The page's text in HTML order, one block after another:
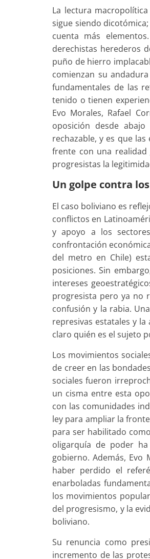
La lectura
sigue siendo
cuenta más
derechistas herederos
puño de hierro
comienzan su
fundamentales de las
tenido o tienen
Evo Morales, Rafael
oposición desde
rechazable, y es que
frente con una
progresistas la
Un golpe contra
El caso boliviano es
conflictos en
y apoyo a los
confrontación
del metro en Chile)
posiciones. Sin
intereses
progresista pero ya no
confusión y la rabia.
represivas estatales y
claro quién es el sujeto
Los movimientos
de creer en las
sociales fueron
un cisma entre esta
con las comunidades
ley para ampliar la
para ser habilitado
oligarquía de poder
gobierno. Además,
haber perdido el
enarboladas
los movimientos
del progresismo, y la
boliviano.
Su renuncia como
incremento de las